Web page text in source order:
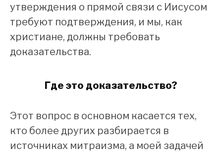
утверждения о прямой связи с Иисусом
требуют подтверждения, и мы, как
христиане, должны требовать
доказательства.
Где это доказательство?
Этот вопрос в основном касается тех,
кто более других разбирается в
источниках митраизма, а моей задачей